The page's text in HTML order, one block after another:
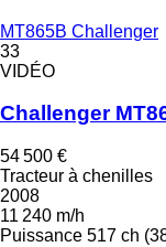
MT865B Challenger
33
VIDÉO
Challenger
54 500 €
Tracteur à chenilles
2008
11 240 m/h
Puissance 517 ch